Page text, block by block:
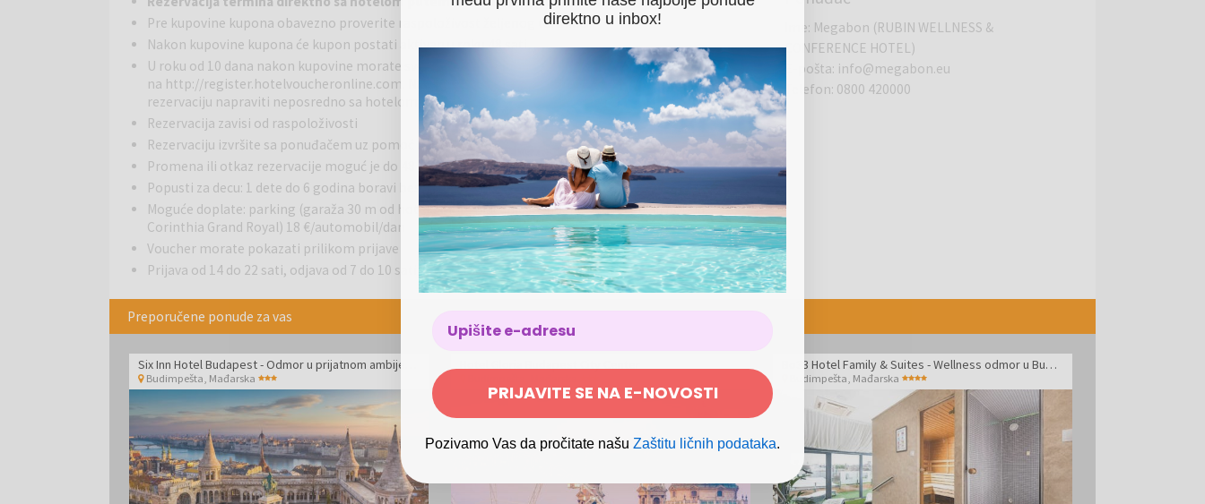
Budimpešta je najposećeniji mađarski grad, poznato kulturno, umetničko i sportsko središte, kao i jedna od
najlepših evropskih prestonica. Svojom jedinstvenom atmosferom, svetski poznatim muzičkim uspešnicama i
noćnim životom privlači turiste iz bliže i dalje okoline. Zbog svojih slikovitih krajolika i zadivljujuće arhitekture
nazivaju ga i »malim Parizom srednje Evrope«.
Pre kupovine kupona obavezno proverite raspoloživost željenog termina
Nakon kupovine kupona će kupon postati aktivan u roku 48 sati
U roku od 10 dana nakon kupovine morate svoj Megabon kupon zameniti u hotelski voucher
na http://register.hotelvoucheronline.com
. Nakon toga morate sa hotelskim voucherom
rezervaciju napraviti neposredno sa hotelom
Rezervacija zavisi od raspoloživosti
Rezervaciju izvršite sa ponuđačem uz pomoć kupona
Promena ili otkaz rezervacije moguć je do 48 sati pre dolaska
Popusti za decu: 1 dete do 6 godina boravi besplatno
Moguće doplate: parking (garaža 30 m od hotela Unio, plaćanje je moguće na recepciji hotela
Corinthia Grand Royal) 18 €/automobil/dan
Voucher morate pokazati prilikom prijave
Prijava od 14 do 22 sati, odjava od 7 do 10 sati
Ime: Megabon (RUBIN WELLNESS &
CONFERENCE HOTEL)
E-pošta: info@megabon.eu
Telefon: 0800 420000
Preporučene ponude za vas
Budimpešta Mađarska
Bo33 Hotel Family & Suites - Wellness odmor u Budimpešti
Budimpešta Mađarska
direktno u inbox!
PRIJAVITE SE NA E-NOVOSTI
Pozivamo Vas da pročitate našu Zaštitu ličnih podataka.